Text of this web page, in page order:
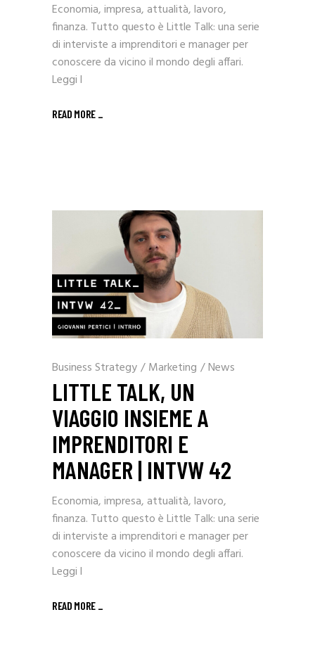
Economia, impresa, attualità, lavoro,
finanza. Tutto questo è Little Talk: una serie
di interviste a imprenditori e manager per
conoscere da vicino il mondo degli affari.
Leggi l
READ MORE _
Business Strategy/ Marketing /News
LITTLE TALK, UN
VIAGGIO INSIEME A
IMPRENDITORI E
MANAGER | INTVW 42
Economia, impresa, attualità, lavoro,
finanza. Tutto questo è Little Talk: una serie
di interviste a imprenditori e manager per
conoscere da vicino il mondo degli affari.
Leggi l
READ MORE _